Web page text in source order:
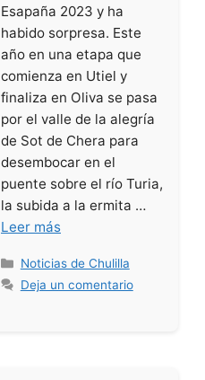
Esapaña 2023 y ha
habido sorpresa. Este
año en una etapa que
comienza en Utiel y
finaliza en Oliva se pasa
por el valle de la alegría
de Sot de Chera para
desembocar en el
puente sobre el río Turia,
la subida a la ermita …
Leer más
Categorías
Noticias de Chulilla
Deja un comentario